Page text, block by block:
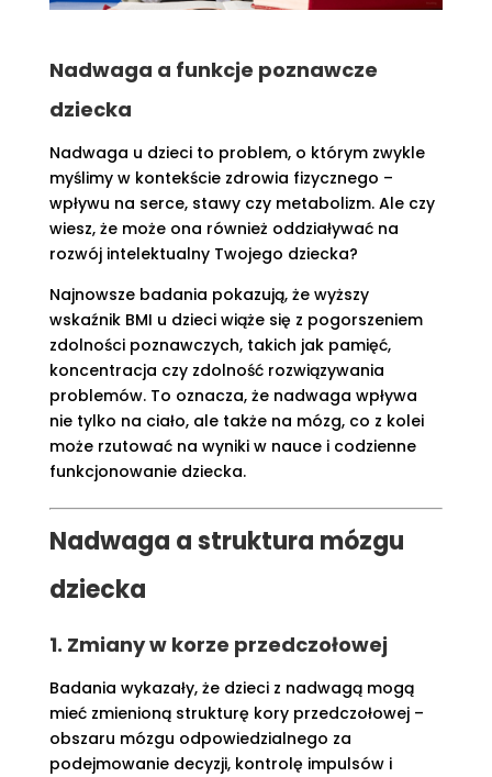
Nadwaga a funkcje poznawcze
dziecka
Nadwaga u dzieci to problem, o którym zwykle
myślimy w kontekście zdrowia fizycznego –
wpływu na serce, stawy czy metabolizm. Ale czy
wiesz, że może ona również oddziaływać na
rozwój intelektualny Twojego dziecka?
Najnowsze badania pokazują, że wyższy
wskaźnik BMI u dzieci wiąże się z pogorszeniem
zdolności poznawczych, takich jak pamięć,
koncentracja czy zdolność rozwiązywania
problemów. To oznacza, że nadwaga wpływa
nie tylko na ciało, ale także na mózg, co z kolei
może rzutować na wyniki w nauce i codzienne
funkcjonowanie dziecka.
Nadwaga a struktura mózgu
dziecka
1. Zmiany w korze przedczołowej
Badania wykazały, że dzieci z nadwagą mogą
mieć zmienioną strukturę kory przedczołowej –
obszaru mózgu odpowiedzialnego za
podejmowanie decyzji, kontrolę impulsów i